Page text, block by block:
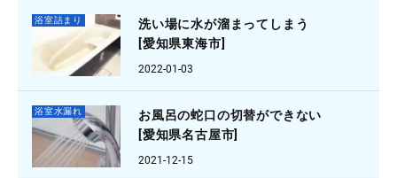
浴室詰まり
洗い場に水が溜まってしまう
[愛知県東海市]
2022-01-03
浴室水漏れ
お風呂の蛇口の切替ができない
[愛知県名古屋市]
2021-12-15